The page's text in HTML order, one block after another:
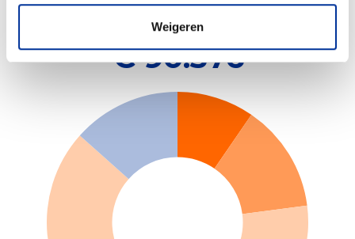
Weigeren
Onze inkomsten (2025)
€ 90.376